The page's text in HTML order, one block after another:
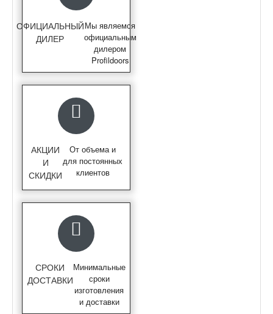
ОФИЦИАЛЬНЫЙ
ДИЛЕР
Мы являемся
официальным
дилером
Profildoors
АКЦИИ
И
СКИДКИ
От объема и
для постоянных
клиентов
СРОКИ
ДОСТАВКИ
Минимальные
сроки
изготовления
и доставки